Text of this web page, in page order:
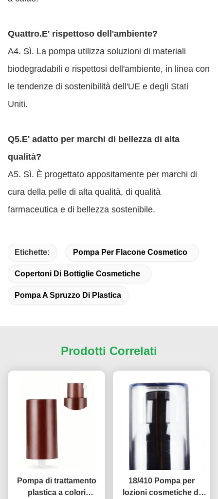
Quattro.E' rispettoso dell'ambiente?
A4. Sì. La pompa utilizza soluzioni di materiali
biodegradabili e rispettosi dell'ambiente, in linea con
le tendenze di sostenibilità dell'UE e degli Stati
Uniti.
Q5.E' adatto per marchi di bellezza di alta
qualità?
A5. Sì. È progettato appositamente per marchi di
cura della pelle di alta qualità, di qualità
farmaceutica e di bellezza sostenibile.
Etichette: Pompa Per Flacone Cosmetico
Copertoni Di Bottiglie Cosmetiche
Pompa A Spruzzo Di Plastica
Prodotti Correlati
Pompa di trattamento
plastica a colori
18/410 Pompa per
lozioni cosmetiche di